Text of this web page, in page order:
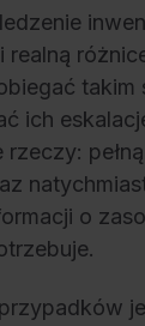
realną
takim
ich
o